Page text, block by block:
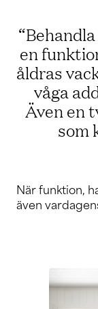
en
åldras
våga
Även en
som
När funktion,
även